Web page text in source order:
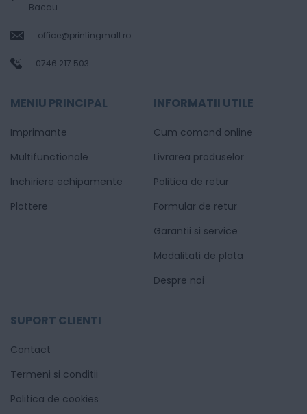
Bacau
office@printingmall.ro
0746.217.503
MENIU PRINCIPAL
Imprimante
Multifunctionale
Inchiriere echipamente
Plottere
INFORMATII UTILE
Cum comand online
Livrarea produselor
Politica de retur
Formular de retur
Garantii si service
Modalitati de plata
Despre noi
SUPORT CLIENTI
Contact
Termeni si conditii
Politica de cookies